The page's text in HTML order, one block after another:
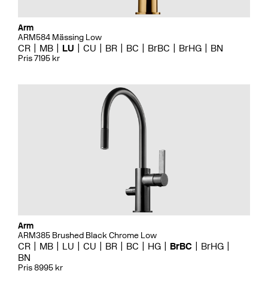
Arm
ARM584 Mässing Low
CR MB LU CU BR BC BrBC BrHG BN
Pris 7195 kr
Arm
ARM385 Brushed Black Chrome Low
CR MB LU CU BR BC HG BrBC
BrHG
BN
Pris 8995 kr